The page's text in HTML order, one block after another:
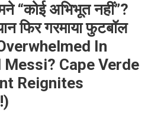
“कोई अभिभूत नहीं”?
फिर गरमाया फुटबॉल
In
Cape Verde
Reignites